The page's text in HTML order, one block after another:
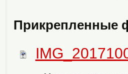
Прикрепленные